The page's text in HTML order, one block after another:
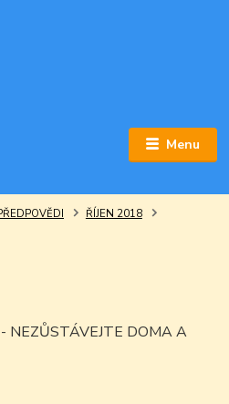
Menu
ŘÍJEN 2018
NEZŮSTÁVEJTE DOMA A